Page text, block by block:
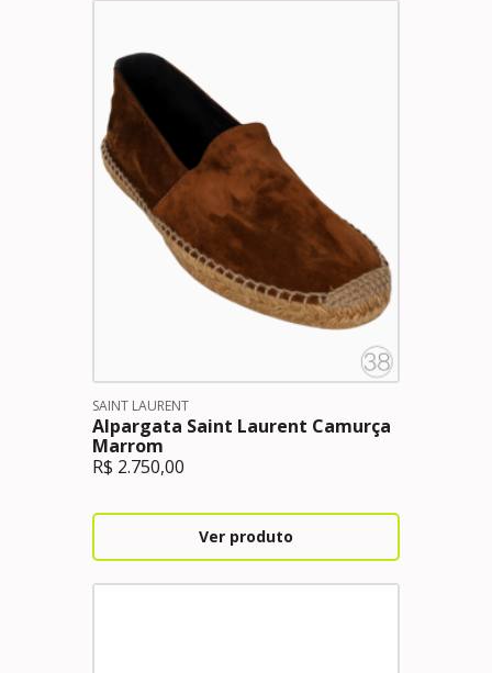
SAINT LAURENT
Alpargata Saint Laurent Camurça
Marrom
R$ 2.750,00
Ver produto